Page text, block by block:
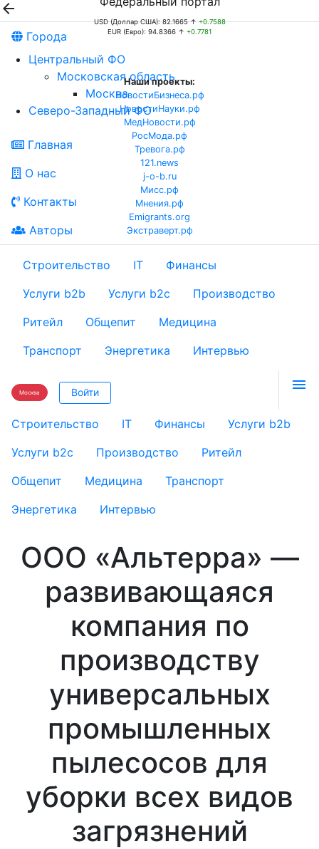
USD (Доллар США): 82.1665 ↑+0.7588
EUR (Евро): 94.8366 ↑ +0.7781

Города
Центральный ФО
Московская область
Москва
Северо-Западный ФО
Главная
О нас
Контакты
Авторы
Наши проекты:
НовостиБизнеса.рф
НовостиНауки.рф
МедНовости.рф
РосМода.рф
Тревога.рф
121.news
j-o-b.ru
Мисс.рф
Мнения.рф
Emigrants.org
Экстраверт.рф
Строительство IT
Финансы
Услуги b2b
Услуги b2c
Производство
Ритейл
Общепит
Медицина
Транспорт
Энергетика Интервью
Москва Войти 
Строительство IT Финансы
Услуги b2b
Услуги b2c
Производство
Ритейл
Общепит
Медицина
Транспорт
Энергетика
Интервью
ООО «Альтерра» —
развивающаяся
компания по
производству
универсальных
промышленных
пылесосов для
уборки всех видов
загрязнений